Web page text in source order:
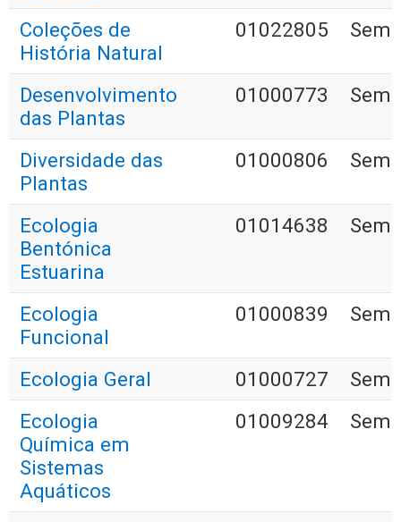
Coleções de
História Natural
01022805
Desenvolvimento
das Plantas
01000773
Diversidade das
Plantas
01000806
Ecologia
Bentónica
Estuarina
01014638
Ecologia
Funcional
01000839
Ecologia Geral 01000727
Ecologia
Química em
Sistemas
Aquáticos
01009284